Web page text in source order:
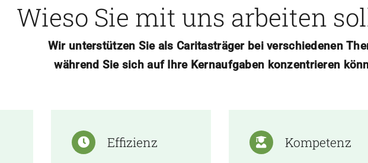
Wieso Sie mit uns arbeiten
Wir unterstützen Sie als Caritasträger bei verschiedenen
während Sie sich auf Ihre Kernaufgaben konzentrieren
Effizienz Kompetenz